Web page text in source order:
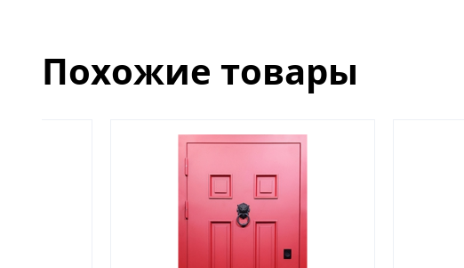
Похожие товары